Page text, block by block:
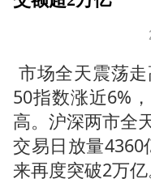
市场全天震荡
50指数涨近6%
高。沪深两市全
交易日放量4360
来再度突破2万亿